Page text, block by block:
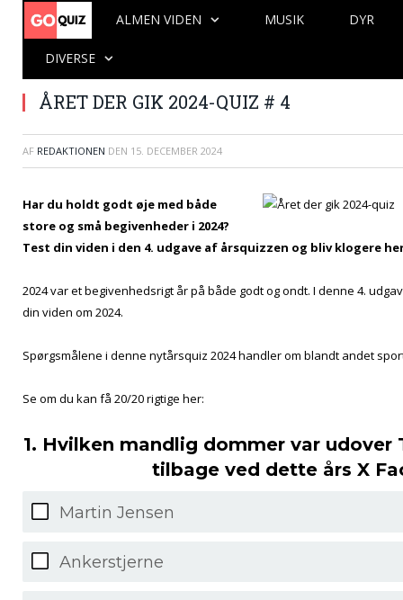
ALMEN VIDEN MUSIK DYR
DIVERSE
ÅRET DER GIK 2024-QUIZ # 4
AF REDAKTIONEN DEN 15. DECEMBER 2024
Har du holdt godt øje med både
store og små begivenheder i 2024?
Test din viden i den 4. udgave af årsquizzen og bliv klogere
2024 var et begivenhedsrigt år på både godt og ondt. I denne 4.
din viden om 2024.
Spørgsmålene i denne nytårsquiz 2024 handler om blandt andet
Se om du kan få 20/20 rigtige her:
1. Hvilken mandlig dommer var udover
tilbage ved dette års X
Martin Jensen
Ankerstjerne